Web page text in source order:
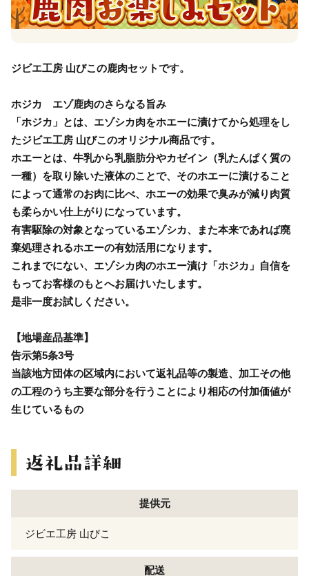
ジビエ工房 山びこの鹿肉セットです。
ホジカ エゾ鹿肉のさらなる旨み
「ホジカ」とは、エゾシカ肉をホエーに漬けてから処理をし
たジビエ工房 山びこのオリジナル商品です。
ホエーとは、牛乳から乳脂肪分やカゼイン（乳たんぱく質の
一種）を取り除いた液体のことで、そのホエーに漬けること
によって通常のお肉に比べ、ホエーの効果で臭みが減り肉質
も柔らかい仕上がりになっています。
有害駆除の対象となっているエゾシカ、また本来であれば廃
棄処理されるホエーの有効活用になります。
これまでにない、エゾシカ肉のホエー漬け「ホジカ」自信を
もってお客様のもとへお届けいたします。
是非一度お試しください。
【地場産品基準】
告示第5条3号
当該地方団体の区域内において返礼品等の製造、加工その他
の工程のうち主要な部分を行うことにより相応の付加価値が
生じているもの
提供元
ジビエ工房 山びこ
配送